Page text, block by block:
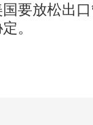
要放松出
。